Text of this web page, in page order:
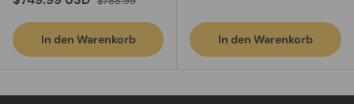
In den Warenkorb In den Warenkorb